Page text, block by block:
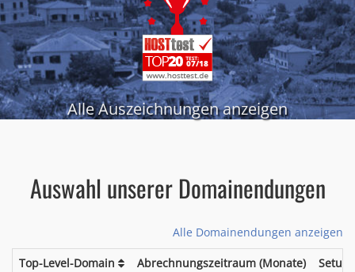
Alle Auszeichnungen anzeigen
Auswahl unserer Domainendungen
Alle Domainendungen anzeigen
Top-Level-Domain Abrechnungszeitraum (Monate)